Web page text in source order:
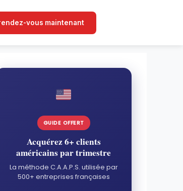
vous maintenant
GUIDE OFFERT
Acquérez 6+ clients
américains par trimestre
La méthode C.A.A.P.S. utilisée par
500+ entreprises françaises